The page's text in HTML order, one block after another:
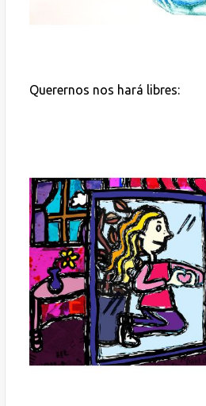
Querernos nos hará libres: